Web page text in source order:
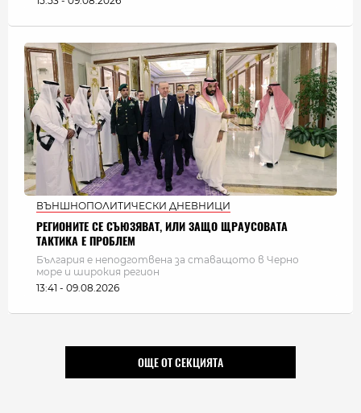
ВЪНШНОПОЛИТИЧЕСКИ ДНЕВНИЦИ
РЕГИОНИТЕ СЕ СЪЮЗЯВАТ, ИЛИ ЗАЩО ЩРАУСОВАТА
ТАКТИКА Е ПРОБЛЕМ
България e неподготвена за ставащото в Черно
море и широкия регион
13:41 - 09.08.2026
ОЩЕ ОТ СЕКЦИЯТА